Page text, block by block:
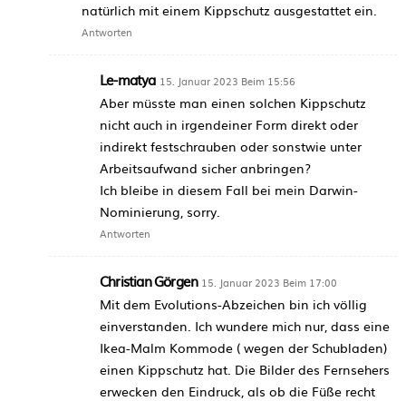
natürlich mit einem Kippschutz ausgestattet ein.
Antworten
Le-matya 15. Januar 2023 Beim 15:56
Aber müsste man einen solchen Kippschutz
nicht auch in irgendeiner Form direkt oder
indirekt festschrauben oder sonstwie unter
Arbeitsaufwand sicher anbringen?
Ich bleibe in diesem Fall bei mein Darwin-
Nominierung, sorry.
Antworten
Christian Görgen 15. Januar 2023 Beim 17:00
Mit dem Evolutions-Abzeichen bin ich völlig
einverstanden. Ich wundere mich nur, dass eine
Ikea-Malm Kommode ( wegen der Schubladen)
einen Kippschutz hat. Die Bilder des Fernsehers
erwecken den Eindruck, als ob die Füße recht